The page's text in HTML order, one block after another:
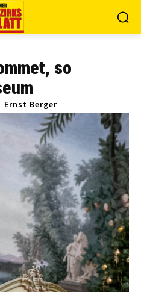
so
Ernst Berger